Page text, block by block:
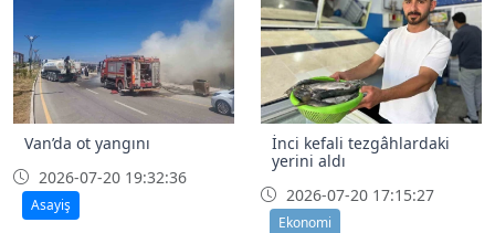
Van’da ot yangını
2026-07-20 19:32:36
Asayiş
İnci kefali tezgâhlardaki
yerini aldı
2026-07-20 17:15:27
Ekonomi